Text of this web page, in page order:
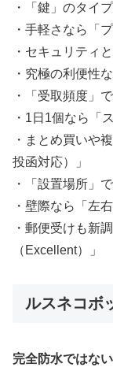
・「鍵」のタイ
・手軽さなら「
・セキュリティ
・究極の利便性
・「受取頻度」
・1日1個なら「
・まとめ買いや
投函対応）」
・「設置場所」
・壁際なら「左
・郵便受けも新
（Excellent）」
ルスネコボ
完全防水ではない